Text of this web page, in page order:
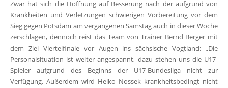
Zwar hat sich die Hoffnung auf Besserung nach der aufgrund von
Krankheiten und Verletzungen schwierigen Vorbereitung vor dem
Sieg gegen Potsdam am vergangenen Samstag auch in dieser Woche
zerschlagen, dennoch reist das Team von Trainer Bernd Berger mit
dem Ziel Viertelfinale vor Augen ins sächsische Vogtland: „Die
Personalsituation ist weiter angespannt, dazu stehen uns die U17-
Spieler aufgrund des Beginns der U17-Bundesliga nicht zur
Verfügung. Außerdem wird Heiko Nossek krankheitsbedingt nicht